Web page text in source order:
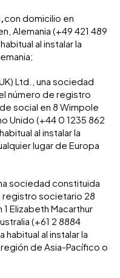
con domicilio en
Alemania (+49 421 489
al instalar la
Ltd., una sociedad
número de registro
social en 8 Wimpole
Unido (+44 0 1235 862
al instalar la
lugar de Europa
sociedad constituida
registro societario 28
Elizabeth Macarthur
(+61 2 8884
al instalar la
de Asia-Pacífico o